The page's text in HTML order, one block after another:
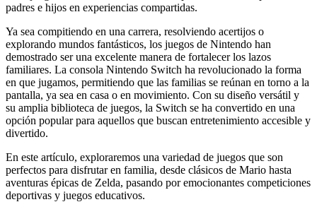
padres e hijos en experiencias compartidas.
Ya sea compitiendo en una carrera, resolviendo acertijos o
explorando mundos fantásticos, los juegos de Nintendo han
demostrado ser una excelente manera de fortalecer los lazos
familiares. La consola Nintendo Switch ha revolucionado la forma
en que jugamos, permitiendo que las familias se reúnan en torno a la
pantalla, ya sea en casa o en movimiento. Con su diseño versátil y
su amplia biblioteca de juegos, la Switch se ha convertido en una
opción popular para aquellos que buscan entretenimiento accesible y
divertido.
En este artículo, exploraremos una variedad de juegos que son
perfectos para disfrutar en familia, desde clásicos de Mario hasta
aventuras épicas de Zelda, pasando por emocionantes competiciones
deportivas y juegos educativos.